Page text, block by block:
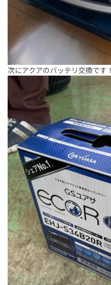
次にアクアのバッテリ交換です！